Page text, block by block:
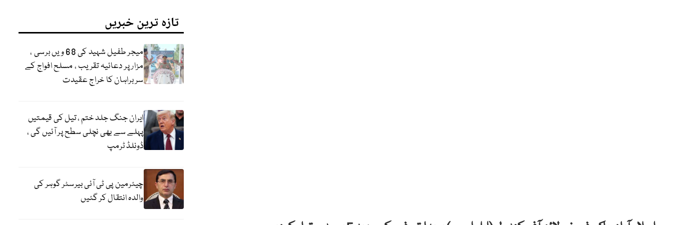
تازہ ترین خبریں
میجر طفیل شہید کی 68 ویں برسی ،
مزار پر دعائیہ تقریب ، مسلح افواج کے
سربراہان کا خراج عقیدت
ایران جنگ جلد ختم ، تیل کی قیمتیں
پہلے سے بھی نچلی سطح پر آئیں گی ،
ڈونلڈ ٹرمپ
چیئرمین پی ٹی آئی بیرسٹر گوہر کی
والدہ انتقال کر گئیں